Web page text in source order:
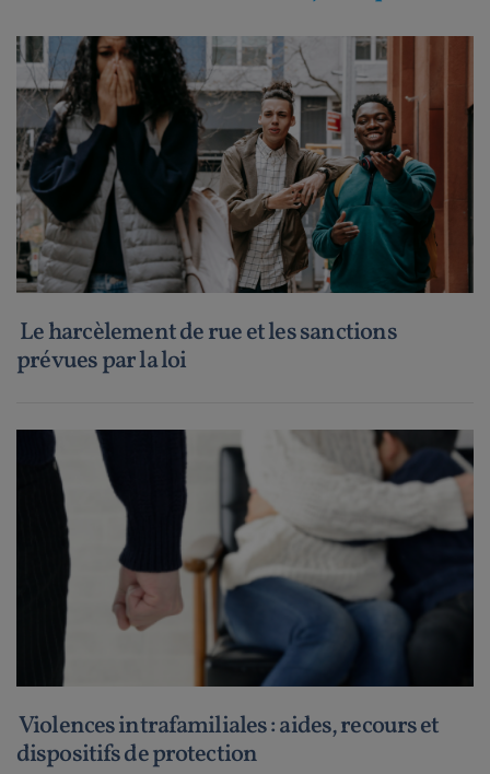
Le harcèlement de rue et les sanctions
prévues par la loi
Violences intrafamiliales : aides, recours et
dispositifs de protection